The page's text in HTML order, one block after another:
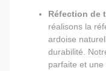
Réfection de
réalisons la
ardoise
durabilité.
parfaite et une